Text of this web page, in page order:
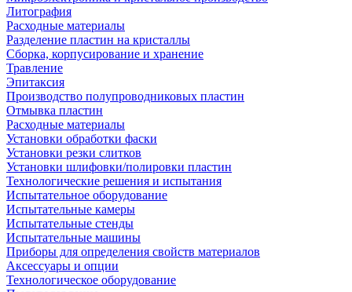
Литография
Расходные материалы
Разделение пластин на кристаллы
Сборка, корпусирование и хранение
Травление
Эпитаксия
Производство полупроводниковых пластин
Отмывка пластин
Расходные материалы
Установки обработки фаски
Установки резки слитков
Установки шлифовки/полировки пластин
Технологические решения и испытания
Испытательное оборудование
Испытательные камеры
Испытательные стенды
Испытательные машины
Приборы для определения свойств материалов
Аксессуары и опции
Технологическое оборудование